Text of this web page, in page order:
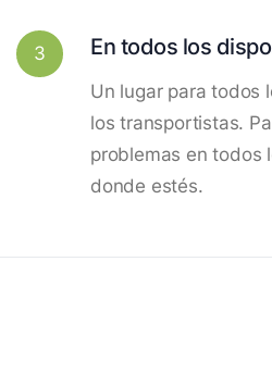
3 En todos los
Un lugar para todos
los transportistas.
problemas en todos
donde estés.